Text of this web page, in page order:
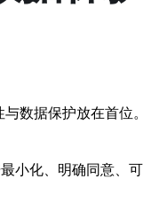
数据保护放在首位
小化、明确同意、